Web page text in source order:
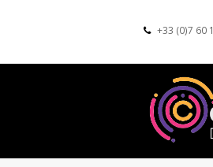
+33 (0)7 60